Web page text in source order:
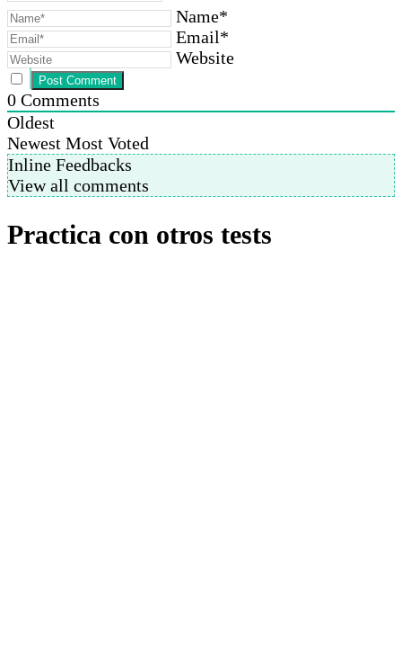
Name*
Email*
Website
0 Comments
Oldest
Newest Most Voted
Inline Feedbacks
View all comments
Practica con otros tests